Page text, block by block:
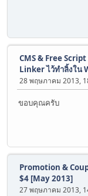
CMS & Free Script
Linker ไว้ทำลิ้งใน
28 พฤษภาคม 2013,
ขอบคุณครับ
Promotion &
$4 [May 2013]
27 พฤษภาคม 2013,